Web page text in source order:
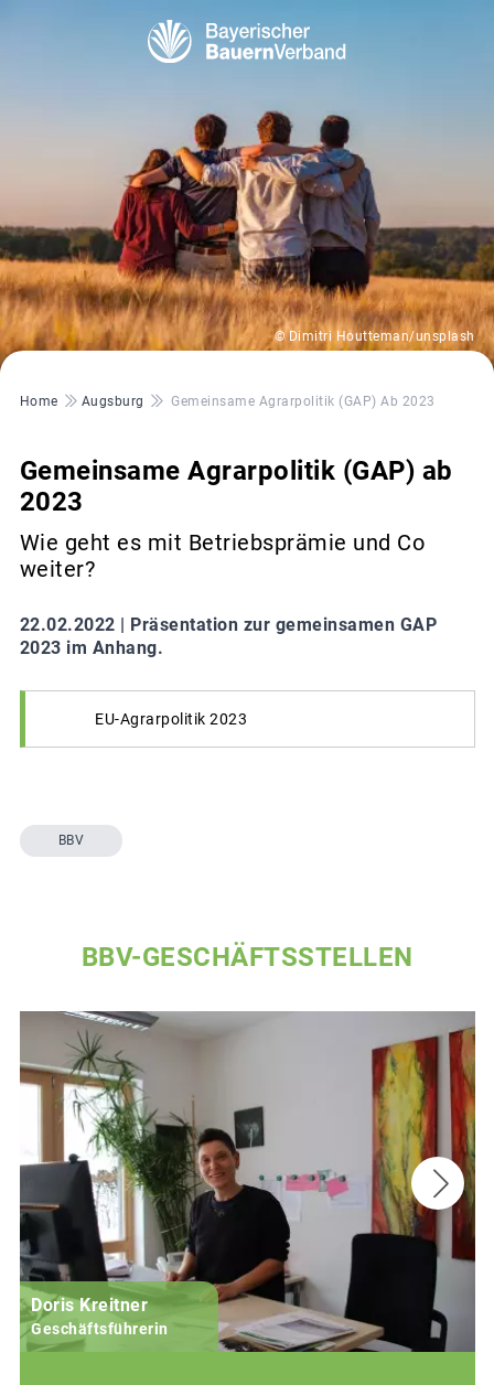
© Dimitri Houtteman/unsplash
Pfadnavigation
Home Augsburg Gemeinsame Agrarpolitik (GAP) Ab 2023
Gemeinsame Agrarpolitik (GAP) ab
2023
Wie geht es mit Betriebsprämie und Co
weiter?
22.02.2022 | Präsentation zur gemeinsamen GAP
2023 im Anhang.
EU-Agrarpolitik 2023
BBV
BBV-GESCHÄFTSSTELLEN
Doris Kreitner
Geschäftsführerin